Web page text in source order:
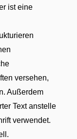
ist eine
versehen,
Außerdem
Text anstelle
verwendet.